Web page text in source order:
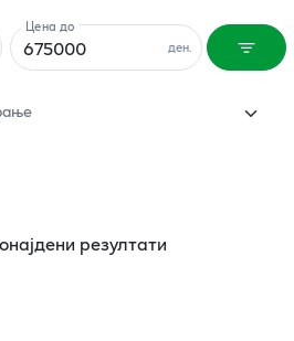
ден.
Цена до
резултати